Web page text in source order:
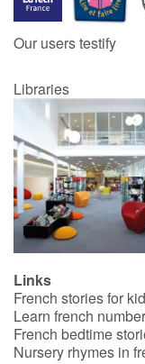
Our users testify
Libraries
Links
French stories for
Learn french
French bedtime
Nursery rhymes in